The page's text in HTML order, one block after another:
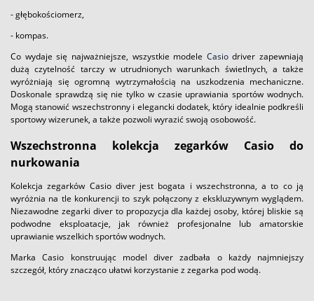
- głębokościomerz,
- kompas.
Co wydaje się najważniejsze, wszystkie modele Casiodriver zapewniają
dużą czytelność tarczy w utrudnionych warunkach świetlnych, a także
wyróżniają się ogromną wytrzymałością na uszkodzenia mechaniczne.
Doskonale sprawdzą się nie tylko w czasie uprawiania sportów wodnych.
Mogą stanowić wszechstronny i elegancki dodatek, który idealnie podkreśli
sportowy wizerunek, a także pozwoli wyrazić swoją osobowość.
Wszechstronna kolekcja zegarków Casio do
nurkowania
Kolekcja zegarków Casio diver jest bogata i wszechstronna, a to co ją
wyróżnia na tle konkurencji to szyk połączony z ekskluzywnym wyglądem.
Niezawodne zegarki diver to propozycja dla każdej osoby, której bliskie są
podwodne eksploatacje, jak również profesjonalne lub amatorskie
uprawianie wszelkich sportów wodnych.
Marka Casio konstruując model diver zadbała o każdy najmniejszy
szczegół, który znacząco ułatwi korzystanie z zegarka pod wodą.